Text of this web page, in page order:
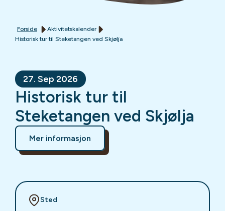
Forside
Aktivitetskalender
Historisk tur til Steketangen ved Skjølja
27. Sep 2026
Historisk tur til
Steketangen ved Skjølja
Mer informasjon
Sted